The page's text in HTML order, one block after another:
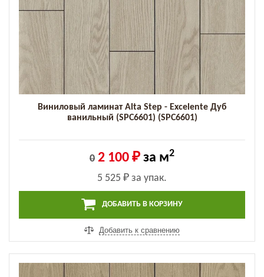
Виниловый ламинат Alta Step - Excelente Дуб
ванильный (SPC6601) (SPC6601)
0 2 100 ₽ за м2
5 525 ₽ за упак.
ДОБАВИТЬ В КОРЗИНУ
Добавить к сравнению